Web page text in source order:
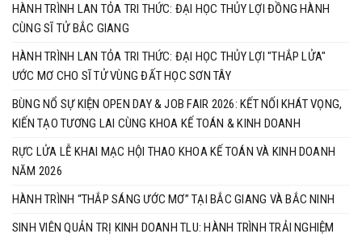
HÀNH TRÌNH LAN TỎA TRI THỨC: ĐẠI HỌC THỦY LỢI ĐỒNG HÀNH
CÙNG SĨ TỬ BẮC GIANG
HÀNH TRÌNH LAN TỎA TRI THỨC: ĐẠI HỌC THỦY LỢI "THẮP LỬA"
ƯỚC MƠ CHO SĨ TỬ VÙNG ĐẤT HỌC SƠN TÂY
BÙNG NỔ SỰ KIỆN OPEN DAY & JOB FAIR 2026: KẾT NỐI KHÁT VỌNG,
KIẾN TẠO TƯƠNG LAI CÙNG KHOA KẾ TOÁN & KINH DOANH
RỰC LỬA LỄ KHAI MẠC HỘI THAO KHOA KẾ TOÁN VÀ KINH DOANH
NĂM 2026
HÀNH TRÌNH “THẮP SÁNG ƯỚC MƠ” TẠI BẮC GIANG VÀ BẮC NINH
SINH VIÊN QUẢN TRỊ KINH DOANH TLU: HÀNH TRÌNH TRẢI NGHIỆM